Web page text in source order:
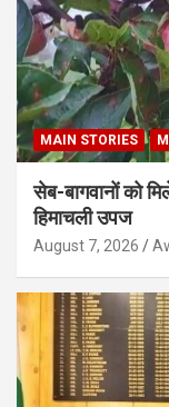
MAIN STORIES
सेब-बागवानों को
हिमाचली उपज
August 7, 2026